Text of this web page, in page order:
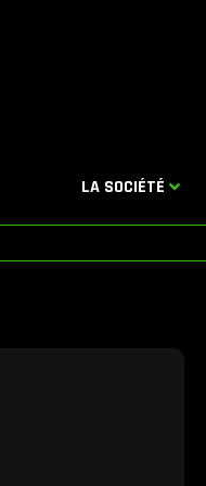
LA SOCIÉTÉ